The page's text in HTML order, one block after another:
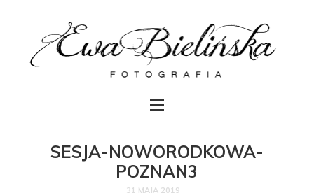
SESJA-NOWORODKOWA-
POZNAN3
31 MAJA 2019